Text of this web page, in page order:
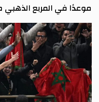
موعدًا في المربع الذهبي